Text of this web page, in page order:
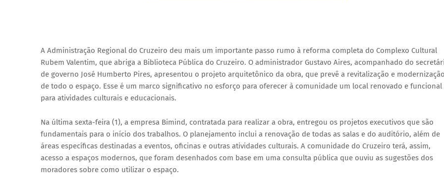
A Administração Regional do Cruzeiro deu mais um importante passo rumo à reforma completa do Complexo Cultural
Rubem Valentim, que abriga a Biblioteca Pública do Cruzeiro. O administrador Gustavo Aires, acompanhado do
de governo José Humberto Pires, apresentou o projeto arquitetônico da obra, que prevê a revitalização e
de todo o espaço. Esse é um marco significativo no esforço para oferecer à comunidade um local renovado e funcional
para atividades culturais e educacionais.
Na última sexta-feira (1), a empresa Bimind, contratada para realizar a obra, entregou os projetos executivos que são
fundamentais para o início dos trabalhos. O planejamento inclui a renovação de todas as salas e do auditório, além de
áreas específicas destinadas a eventos, oficinas e outras atividades culturais. A comunidade do Cruzeiro terá, assim,
acesso a espaços modernos, que foram desenhados com base em uma consulta pública que ouviu as sugestões dos
moradores sobre como utilizar o espaço.